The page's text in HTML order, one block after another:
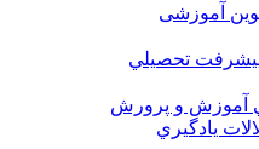
آموزشی
تحصيلي
آموزش و پرورش
يادگيري